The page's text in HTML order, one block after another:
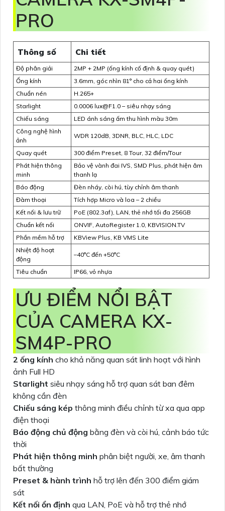
PRO
Thông số Chi tiết
Độ phân giải
2MP + 2MP (ống kính cố định & quay quét)
Ống kính
3.6mm, góc nhìn 81° cho cả hai ống kính
Chuẩn nén
H.265+
Starlight
0.0006 lux@F1.0 – siêu nhạy sáng
Chiếu sáng
LED ánh sáng ấm thu hình màu 30m
Công nghệ hình
ảnh
WDR 120dB, 3DNR, BLC, HLC, LDC
Quay quét
300 điểm Preset, 8 Tour, 32 điểm/Tour
Phát hiện thông
minh
Bảo vệ vành đai IVS, SMD Plus, phát hiện âm
thanh lạ
Báo động
Đèn nháy, còi hú, tùy chỉnh âm thanh
Đàm thoại
Tích hợp Micro và loa – 2 chiều
Kết nối & lưu trữ
PoE (802.3af), LAN, thẻ nhớ tối đa 256GB
Chuẩn kết nối
ONVIF, AutoRegister 1.0, KBVISION.TV
Phần mềm hỗ trợ
KBView Plus, KB VMS Lite
Nhiệt độ hoạt
động
–40°C đến +50°C
Tiêu chuẩn IP66, vỏ nhựa
ƯU ĐIỂM NỔI BẬT
CỦA CAMERA KX-
SM4P-PRO
2 ống kính cho khả năng quan sát linh hoạt với hình
ảnh Full HD
Starlight siêu nhạy sáng hỗ trợ quan sát ban đêm
không cần đèn
Chiếu sáng kép thông minh điều chỉnh từ xa qua app
điện thoại
Báo động chủ động bằng đèn và còi hú, cảnh báo tức
thời
Phát hiện thông minh phân biệt người, xe, âm thanh
bất thường
Preset & hành trình hỗ trợ lên đến 300 điểm giám
sát
Kết nối ổn định qua LAN, PoE và hỗ trợ thẻ nhớ